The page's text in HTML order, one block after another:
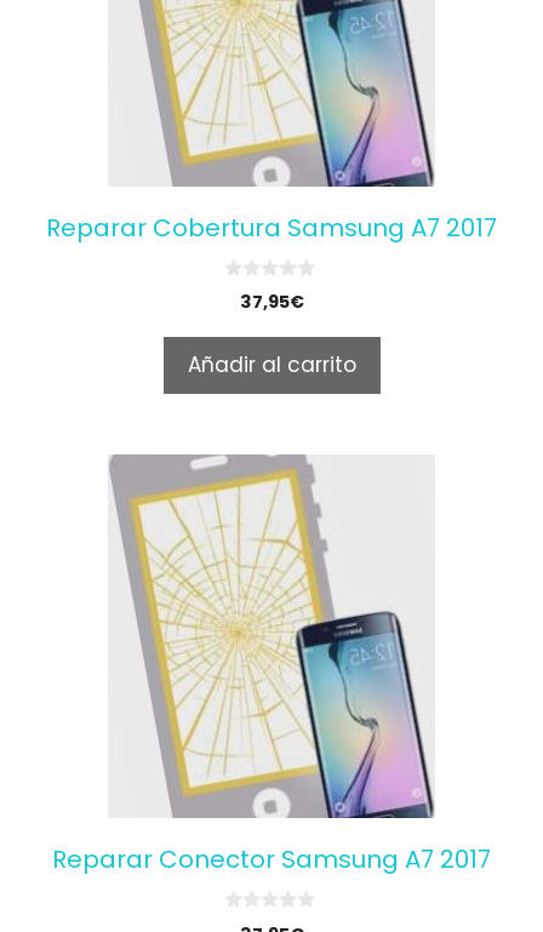
Reparar Cobertura Samsung A7 2017
o
f
5
37,95€
Añadir al carrito
Reparar Conector Samsung A7 2017